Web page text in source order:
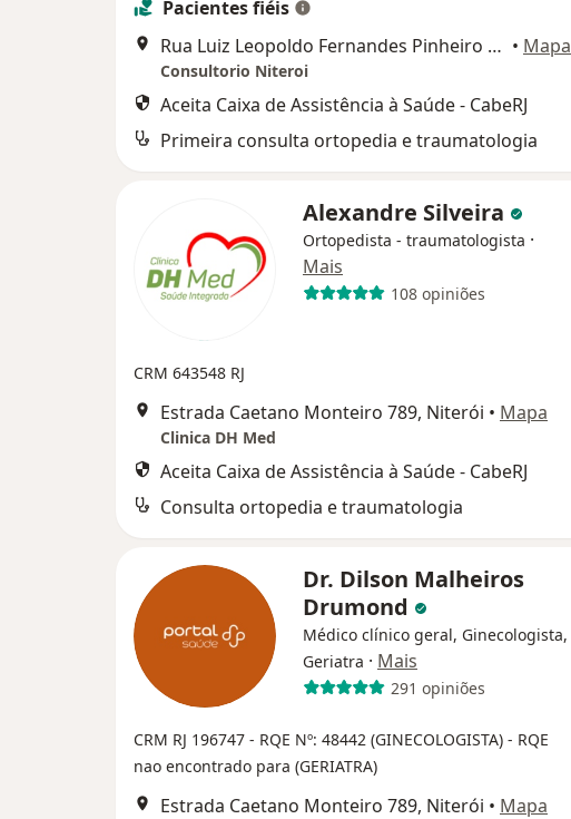
Pacientes fiéis
Rua Luiz Leopoldo Fernandes Pinheiro 521 sala 1106, Niterói • Mapa
Consultorio Niteroi
Aceita Caixa de Assistência à Saúde - CabeRJ
Primeira consulta ortopedia e traumatologia
Alexandre Silveira
Ortopedista - traumatologista ·
Mais
108 opiniões
CRM 643548 RJ
Estrada Caetano Monteiro 789, Niterói • Mapa
Clinica DH Med
Aceita Caixa de Assistência à Saúde - CabeRJ
Consulta ortopedia e traumatologia
Dr. Dilson Malheiros
Drumond
Médico clínico geral, Ginecologista,
Geriatra · Mais
291 opiniões
CRM RJ 196747 - RQE Nº: 48442 (GINECOLOGISTA) - RQE
nao encontrado para (GERIATRA)
Estrada Caetano Monteiro 789, Niterói • Mapa